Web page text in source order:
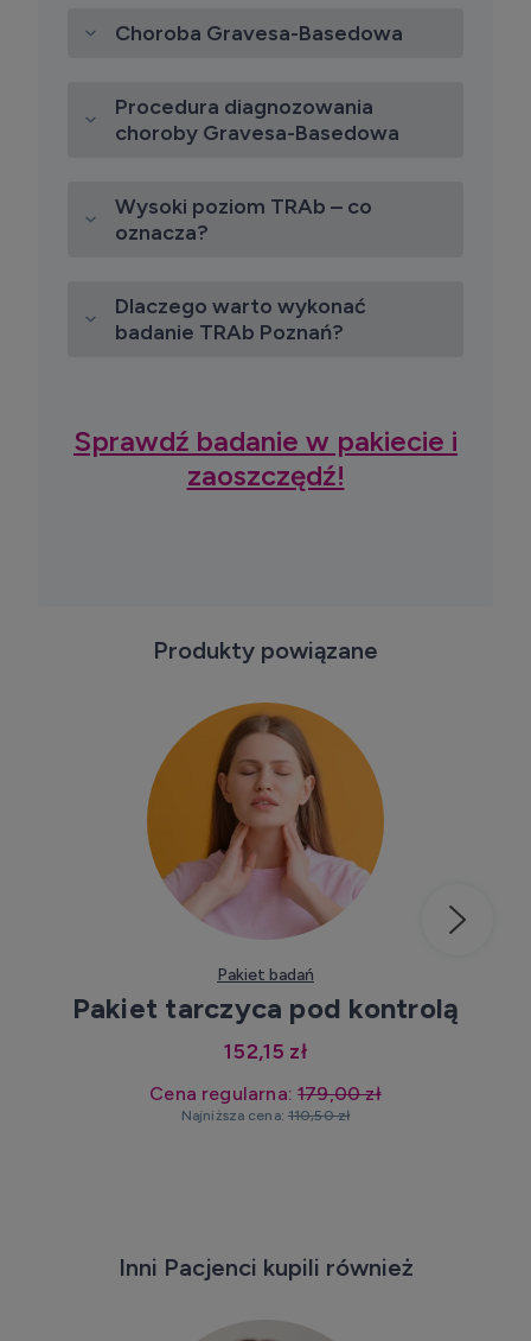
Choroba Gravesa-Basedowa
Procedura diagnozowania
choroby Gravesa-Basedowa
Wysoki poziom TRAb – co
oznacza?
Dlaczego warto wykonać
badanie TRAb Poznań?
Sprawdź badanie w pakiecie i
zaoszczędź!
Produkty powiązane
Pakiet badań
Pakiet tarczyca pod kontrolą
152,15 zł
Cena regularna:179,00 zł
Najniższa cena: 110,50 zł
Kup teraz
Inni Pacjenci kupili również